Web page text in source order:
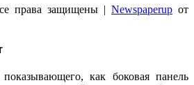
права защищены | Newspaperup от
как боковая панель